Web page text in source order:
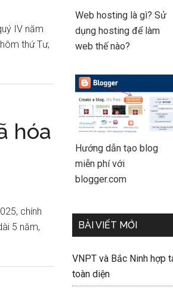
IV năm
thứ Tư,
hóa
chính
5 năm,
Web hosting là gì? Sử
dụng hosting để làm
web thế nào?
Hướng dẫn tạo blog
miễn phí với
blogger.com
BÀI VIẾT MỚI
VNPT và Bắc Ninh hợp
toàn diện